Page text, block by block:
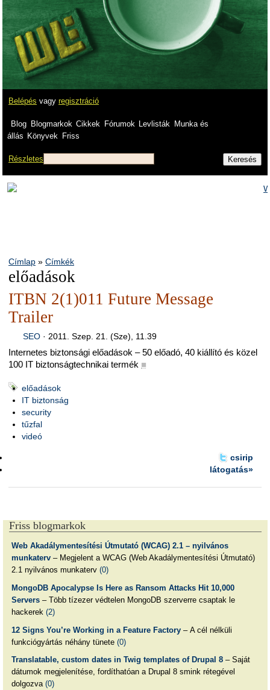
Belépés vagy regisztráció
Blog Blogmarkok Cikkek Fórumok Levlisták
Munka és
állás Könyvek Friss
Részletes
Címlap » Címkék
előadások
ITBN 2(1)011 Future Message
Trailer
SEO· 2011. Szep. 21. (Sze), 11.39
Internetes biztonsági előadások – 50 előadó, 40 kiállító és közel
100 IT biztonságtechnikai termék ■
előadások
IT biztonság
security
tűzfal
videó
csirip
látogatás»
Friss blogmarkok
Web Akadálymentesítési Útmutató (WCAG) 2.1 – nyilvános
munkaterv– Megjelent a WCAG (Web Akadálymentesítési Útmutató)
2.1 nyilvános munkaterv (0)
MongoDB Apocalypse Is Here as Ransom Attacks Hit 10,000
Servers– Több tízezer védtelen MongoDB szerverre csaptak le
hackerek (2)
12 Signs You’re Working in a Feature Factory– A cél nélküli
funkciógyártás néhány tünete (0)
Translatable, custom dates in Twig templates of Drupal 8– Saját
dátumok megjelenítése, fordíthatóan a Drupal 8 smink rétegével
dolgozva (0)